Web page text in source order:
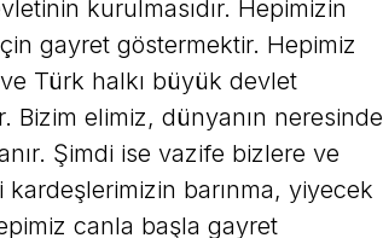
kurulmasıdır. Hepimizin
gayret göstermektir. Hepimiz
Türk halkı büyük devlet
Bizim elimiz, dünyanın neresinde
Şimdi ise vazife bizlere ve
barınma, yiyecek
canla başla gayret